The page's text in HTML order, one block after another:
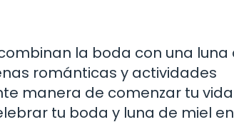
la boda con una luna
románticas y actividades
manera de comenzar tu
tu boda y luna de miel